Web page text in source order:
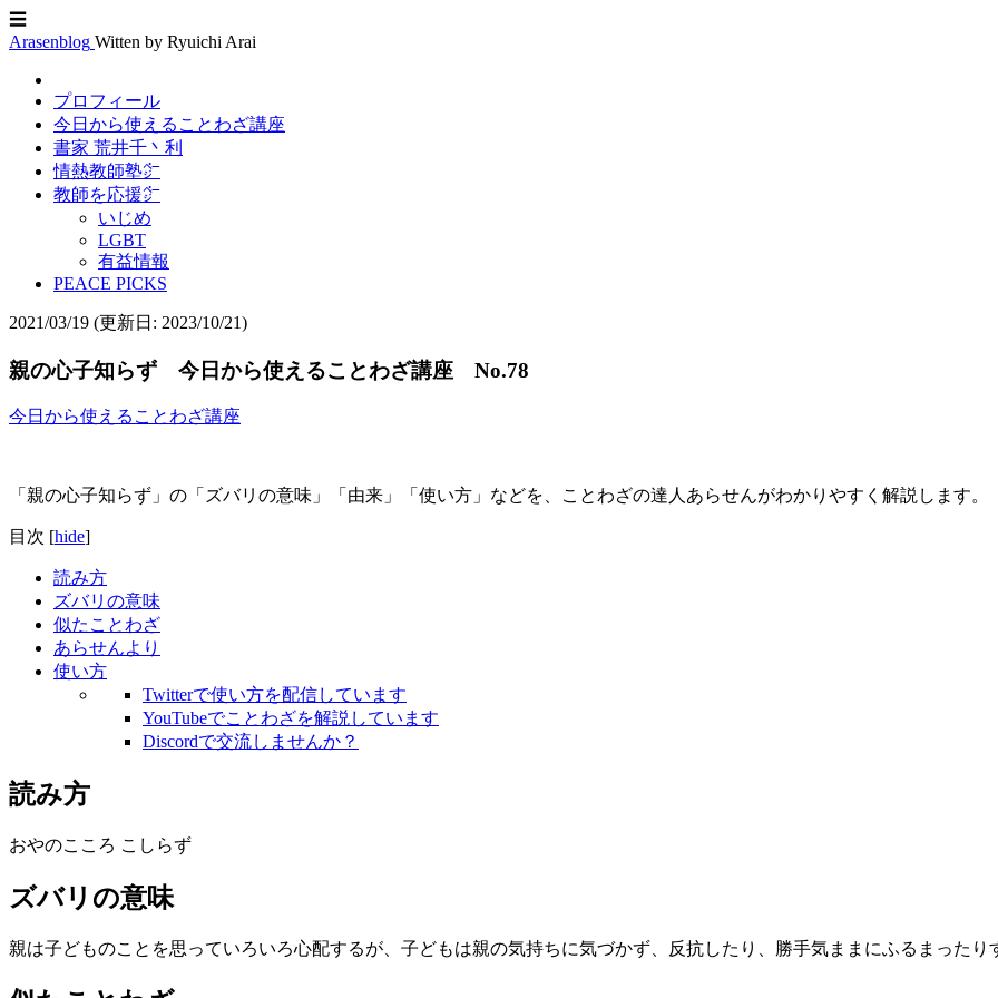
☰
Arasenblog Witten by Ryuichi Arai
プロフィール
今日から使えることわざ講座
書家 荒井千丶利
情熱教師塾㌻
教師を応援㌻
いじめ
LGBT
有益情報
PEACE PICKS
2021/03/19 (更新日: 2023/10/21)
親の心子知らず 今日から使えることわざ講座 No.78
今日から使えることわざ講座
「親の心子知らず」の「ズバリの意味」「由来」「使い方」などを、ことわざの達人あらせんがわかりやすく解説します。
目次 [hide]
読み方
ズバリの意味
似たことわざ
あらせんより
使い方
Twitterで使い方を配信しています
YouTubeでことわざを解説しています
Discordで交流しませんか？
読み方
おやのこころ こしらず
ズバリの意味
親は子どものことを思っていろいろ心配するが、子どもは親の気持ちに気づかず、反抗したり、勝手気ままにふるまったり